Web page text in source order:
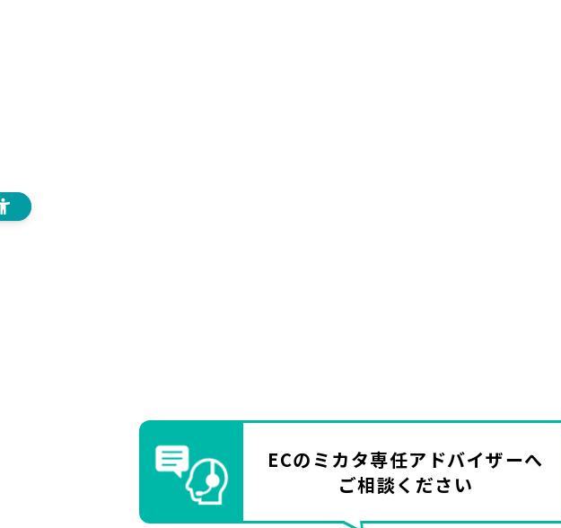
ECのミカタ専任アドバイザーへ
ご相談ください